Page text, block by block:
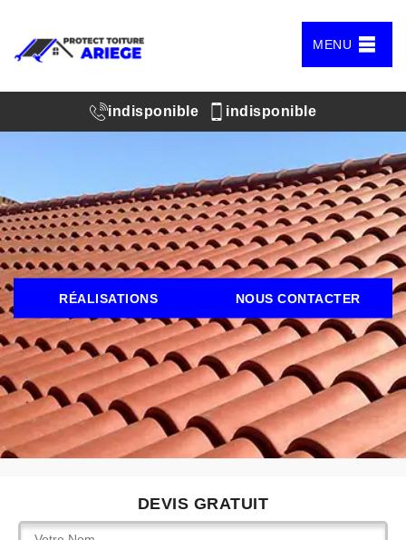
MENU
indisponible indisponible
RÉALISATIONS NOUS CONTACTER
DEVIS GRATUIT